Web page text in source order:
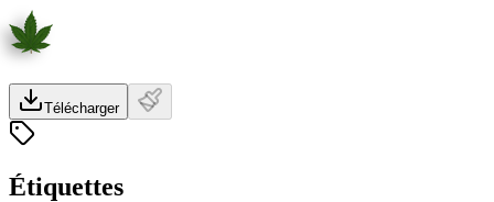
Télécharger
Étiquettes